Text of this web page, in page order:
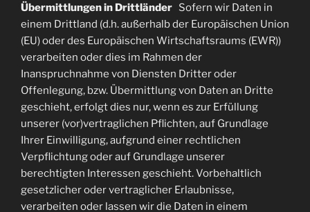
Übermittlungen in Drittländer Sofern wir Daten in
einem Drittland (d.h. außerhalb der Europäischen Union
(EU) oder des Europäischen Wirtschaftsraums (EWR))
verarbeiten oder dies im Rahmen der
Inanspruchnahme von Diensten Dritter oder
Offenlegung, bzw. Übermittlung von Daten an Dritte
geschieht, erfolgt dies nur, wenn es zur Erfüllung
unserer (vor)vertraglichen Pflichten, auf Grundlage
Ihrer Einwilligung, aufgrund einer rechtlichen
Verpflichtung oder auf Grundlage unserer
berechtigten Interessen geschieht. Vorbehaltlich
gesetzlicher oder vertraglicher Erlaubnisse,
verarbeiten oder lassen wir die Daten in einem